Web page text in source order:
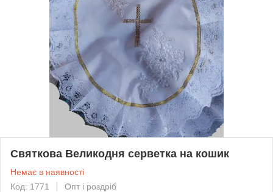
Святкова Великодня серветка на кошик
Немає в наявності
Код: 1771
Опт і роздріб